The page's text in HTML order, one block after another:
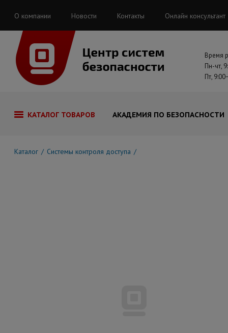
О компании Новости Контакты Онлайн консультант
Время
Пн-чт,
Пт,
КАТАЛОГ ТОВАРОВ АКАДЕМИЯ ПО БЕЗОПАСНОСТИ
Каталог Системы контроля доступа